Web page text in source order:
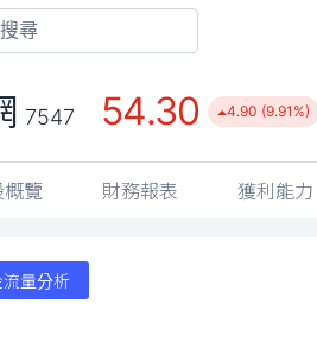
7547 54.30 4.90 (9.91%)
概覽 財務報表 獲利能力
量分析